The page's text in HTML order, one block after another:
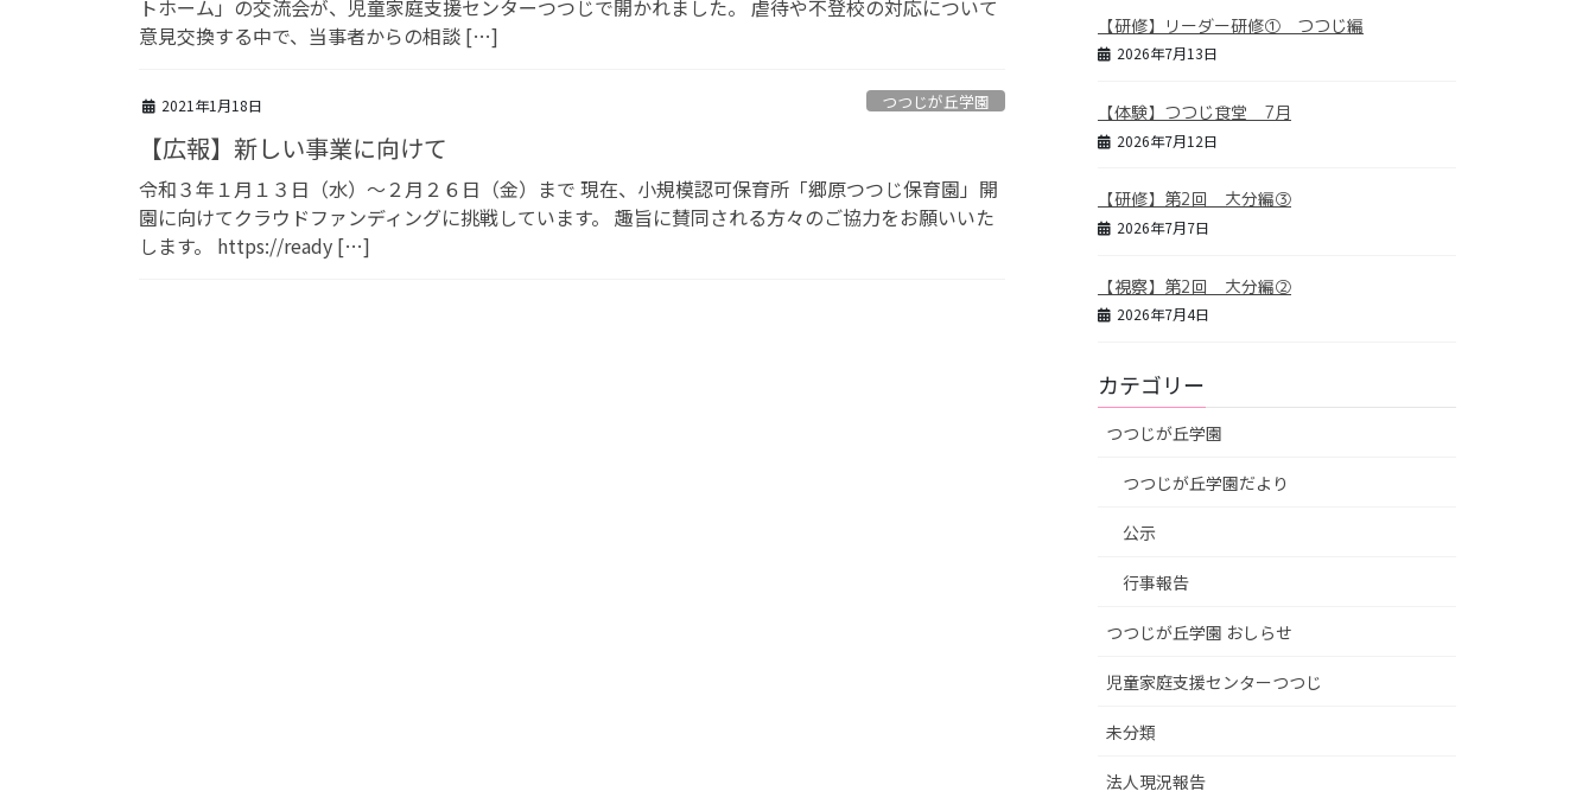
トホーム」の交流会が、児童家庭支援センターつつじで開かれました。 虐待や不登校の対応について
意見交換する中で、当事者からの相談 […]
2021年1月18日 つつじが丘学園
【広報】新しい事業に向けて
令和３年１月１３日（水）～２月２６日（金）まで 現在、小規模認可保育所「郷原つつじ保育園」開
園に向けてクラウドファンディングに挑戦しています。 趣旨に賛同される方々のご協力をお願いいた
します。 https://ready […]
【研修】リーダー研修① つつじ編
2026年7月13日
【体験】つつじ食堂 7月
2026年7月12日
【研修】第2回 大分編③
2026年7月7日
【視察】第2回 大分編②
2026年7月4日
カテゴリー
つつじが丘学園
つつじが丘学園だより
公示
行事報告
つつじが丘学園 おしらせ
児童家庭支援センターつつじ
未分類
法人現況報告